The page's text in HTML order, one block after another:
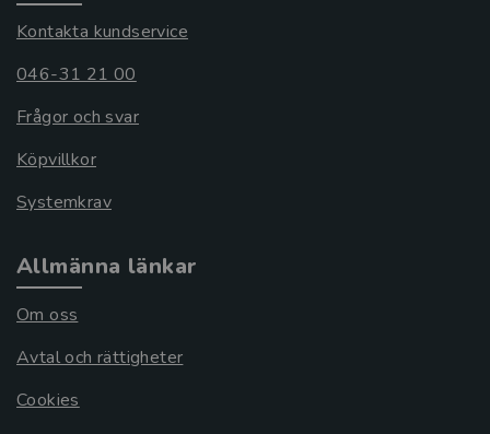
Kontakta kundservice
046-31 21 00
Frågor och svar
Köpvillkor
Systemkrav
Allmänna länkar
Om oss
Avtal och rättigheter
Cookies